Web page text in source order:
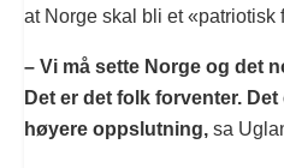
at Norge skal bli et «patriotisk
– Vi må sette Norge og det
Det er det folk forventer.
høyere oppslutning, sa